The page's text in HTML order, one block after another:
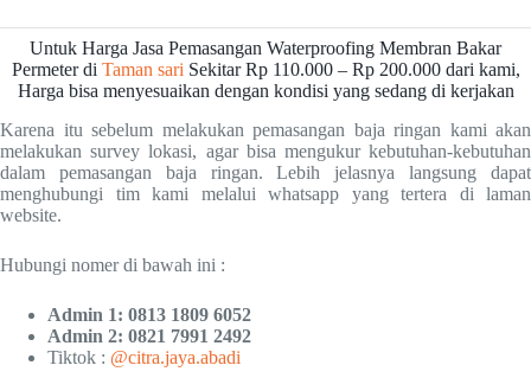
Untuk Harga Jasa Pemasangan Waterproofing Membran Bakar
Permeter di Taman sari Sekitar Rp 110.000 – Rp 200.000 dari kami,
Harga bisa menyesuaikan dengan kondisi yang sedang di kerjakan
Karena itu sebelum melakukan pemasangan baja ringan kami akan
melakukan survey lokasi, agar bisa mengukur kebutuhan-kebutuhan
dalam pemasangan baja ringan. Lebih jelasnya langsung dapat
menghubungi tim kami melalui whatsapp yang tertera di laman
website.
Hubungi nomer di bawah ini :
Admin 1: 0813 1809 6052
Admin 2: 0821 7991 2492
Tiktok : @citra.jaya.abadi